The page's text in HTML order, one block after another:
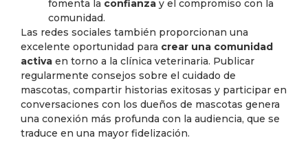
fomenta la confianza y el compromiso con la
comunidad.
Las redes sociales también proporcionan una
excelente oportunidad para crear una comunidad
activa en torno a la clínica veterinaria. Publicar
regularmente consejos sobre el cuidado de
mascotas, compartir historias exitosas y participar en
conversaciones con los dueños de mascotas genera
una conexión más profunda con la audiencia, que se
traduce en una mayor fidelización.